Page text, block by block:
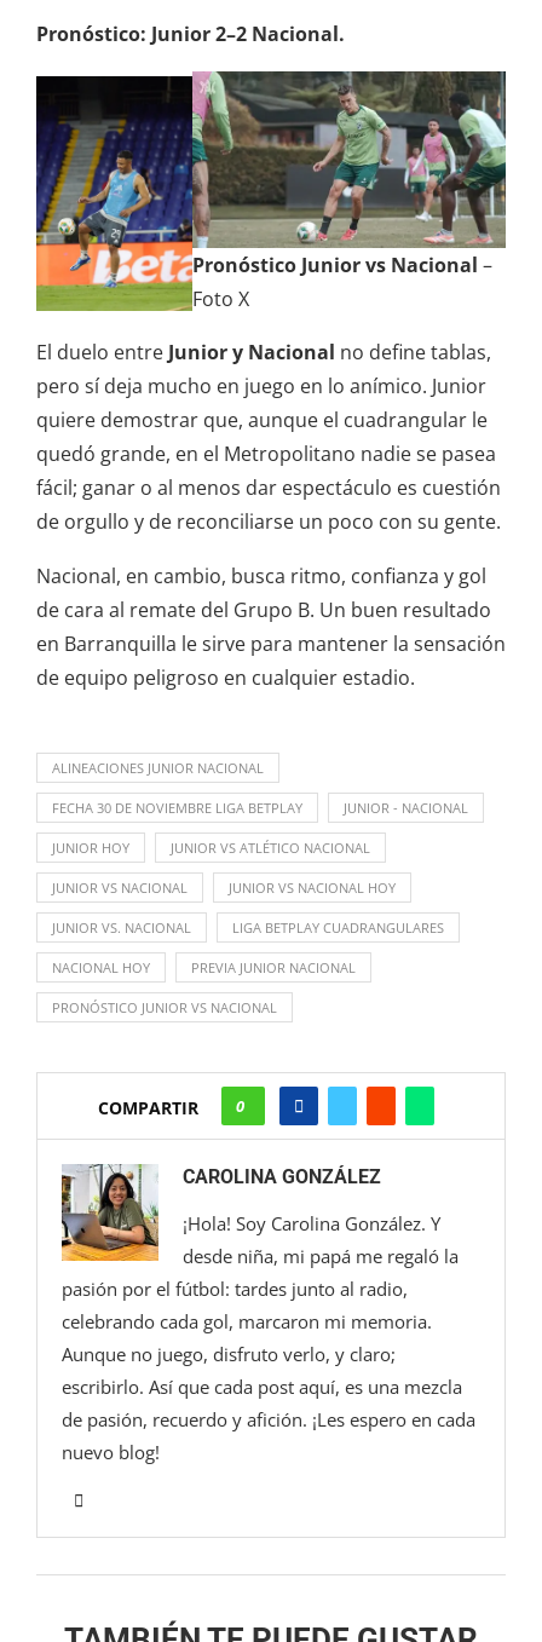
Pronóstico: Junior 2–2 Nacional.
Pronóstico Junior vs Nacional –
Foto X
El duelo entre Junior y Nacional no define tablas,
pero sí deja mucho en juego en lo anímico. Junior
quiere demostrar que, aunque el cuadrangular le
quedó grande, en el Metropolitano nadie se pasea
fácil; ganar o al menos dar espectáculo es cuestión
de orgullo y de reconciliarse un poco con su gente.
Nacional, en cambio, busca ritmo, confianza y gol
de cara al remate del Grupo B. Un buen resultado
en Barranquilla le sirve para mantener la sensación
de equipo peligroso en cualquier estadio.
ALINEACIONES JUNIOR NACIONAL
FECHA 30 DE NOVIEMBRE LIGA BETPLAY JUNIOR - NACIONAL
JUNIOR HOY JUNIOR VS ATLÉTICO NACIONAL
JUNIOR VS NACIONAL JUNIOR VS NACIONAL HOY
JUNIOR VS. NACIONAL LIGA BETPLAY CUADRANGULARES
NACIONAL HOY PREVIA JUNIOR NACIONAL
PRONÓSTICO JUNIOR VS NACIONAL
COMPARTIR 0
CAROLINA GONZÁLEZ
¡Hola! Soy Carolina González. Y
desde niña, mi papá me regaló la
pasión por el fútbol: tardes junto al radio,
celebrando cada gol, marcaron mi memoria.
Aunque no juego, disfruto verlo, y claro;
escribirlo. Así que cada post aquí, es una mezcla
de pasión, recuerdo y afición. ¡Les espero en cada
nuevo blog!